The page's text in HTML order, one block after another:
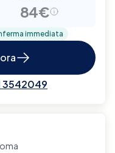
84€
immediata
3542049